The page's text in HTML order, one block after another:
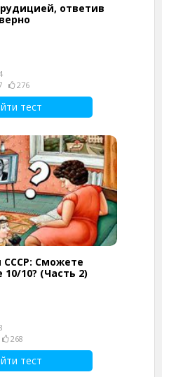
ответив
276
тест
Сможете
10/10? (Часть 2)
268
тест